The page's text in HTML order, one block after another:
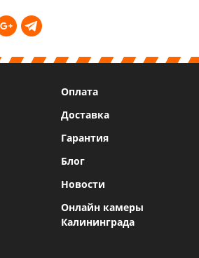
Оплата
Доставка
Гарантия
Блог
Новости
Онлайн камеры
Калининграда